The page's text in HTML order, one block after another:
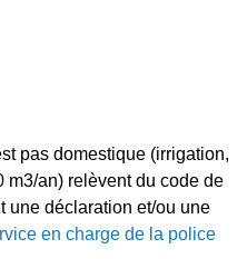
pas domestique (irrigation,
m3/an) relèvent du code de
une déclaration et/ou une
en charge de la police